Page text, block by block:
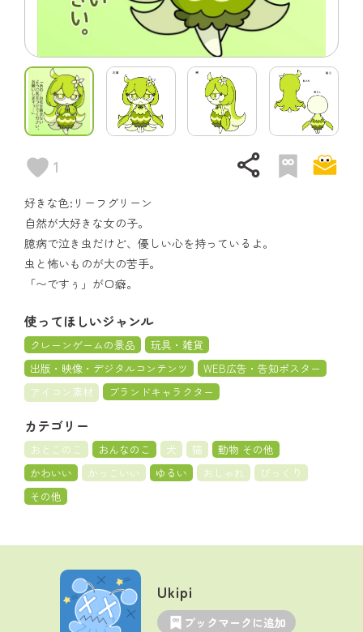
1 share
好きな色:リーフグリーン
自然が大好きな女の子。
臆病で泣き虫だけど、優しい心を持っているよ。
虫と怖いものが大の苦手。
「〜ですぅ」が口癖。
使ってほしいジャンル
クレーンゲームの景品
玩具・雑貨
出版・映像・デジタルコンテンツ
WEB広告・告知ポスター
アイコン素材
ブランドキャラクター
カテゴリー
おとこのこ おんなのこ 犬 猫
動物 その他
かわいい
かっこいい ゆるい おしゃれ
びっくり
その他
Ukipi
ブックマークに追加